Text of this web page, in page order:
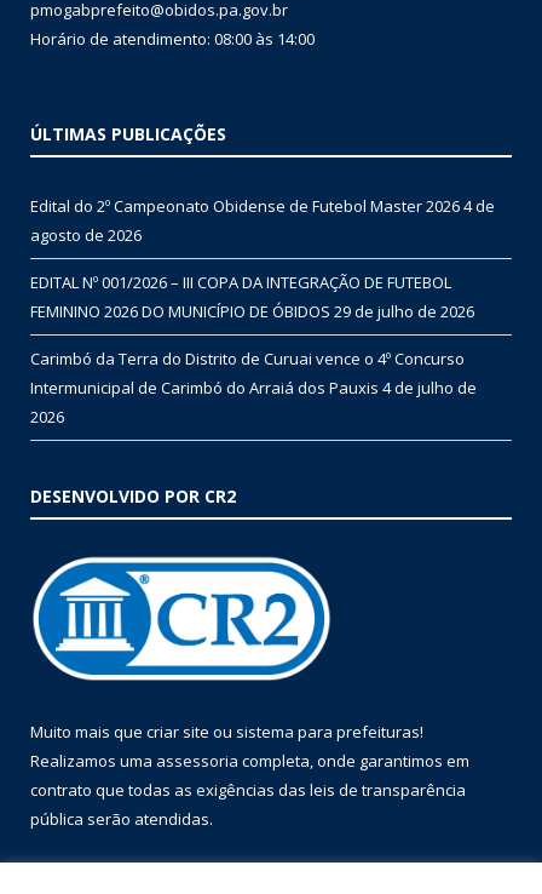
pmogabprefeito@obidos.pa.gov.br
Horário de atendimento: 08:00 às 14:00
ÚLTIMAS PUBLICAÇÕES
Edital do 2º Campeonato Obidense de Futebol Master 20264 de
agosto de 2026
EDITAL Nº 001/2026 – III COPA DA INTEGRAÇÃO DE FUTEBOL
FEMININO 2026 DO MUNICÍPIO DE ÓBIDOS 29 de julho de 2026
Carimbó da Terra do Distrito de Curuai vence o 4º Concurso
Intermunicipal de Carimbó do Arraiá dos Pauxis 4 de julho de
2026
DESENVOLVIDO POR CR2
Muito mais que criar site ou sistema para prefeituras!
Realizamos uma assessoria completa, onde garantimos em
contrato que todas as exigências das leis de transparência
pública serão atendidas.